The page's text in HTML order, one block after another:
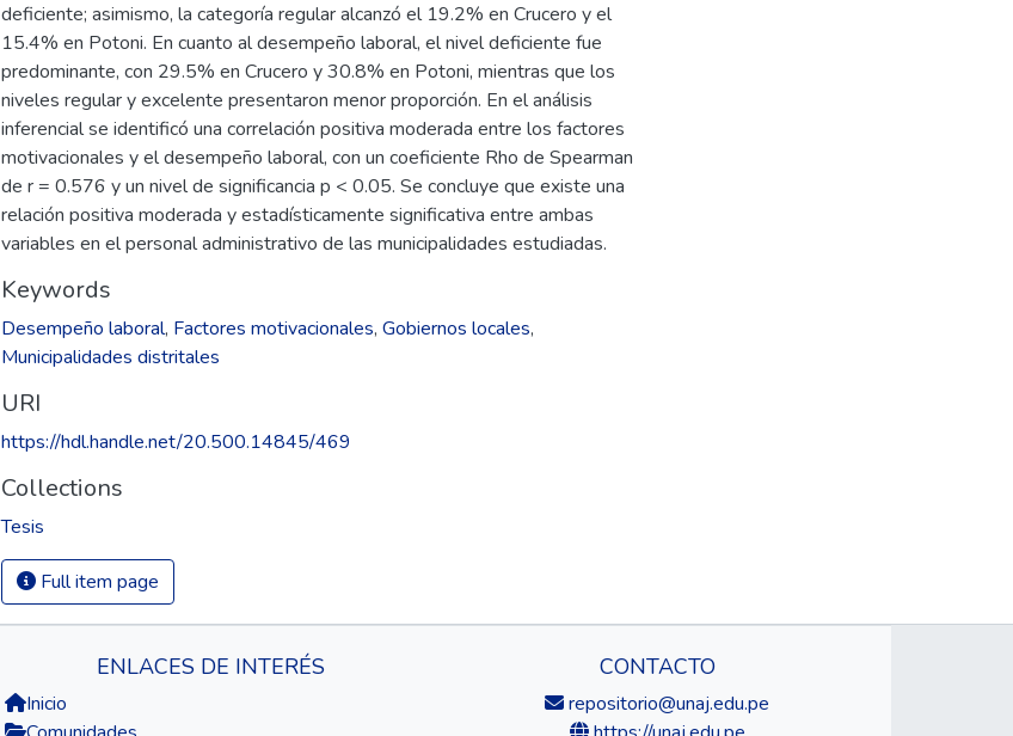
deficiente; asimismo, la categoría regular alcanzó el 19.2% en Crucero y el
15.4% en Potoni. En cuanto al desempeño laboral, el nivel deficiente fue
predominante, con 29.5% en Crucero y 30.8% en Potoni, mientras que los
niveles regular y excelente presentaron menor proporción. En el análisis
inferencial se identificó una correlación positiva moderada entre los factores
motivacionales y el desempeño laboral, con un coeficiente Rho de Spearman
de r = 0.576 y un nivel de significancia p < 0.05. Se concluye que existe una
relación positiva moderada y estadísticamente significativa entre ambas
variables en el personal administrativo de las municipalidades estudiadas.
Keywords
Desempeño laboral, Factores motivacionales, Gobiernos locales,
Municipalidades distritales
URI
https://hdl.handle.net/20.500.14845/469
Collections
Tesis
Full item page
ENLACES DE INTERÉS
Inicio
CONTACTO
repositorio@unaj.edu.pe